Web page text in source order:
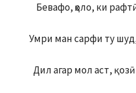
Бевафо, ҳоло, ки
Умри ман сарфи ту шуд,
Дил агар мол аст,